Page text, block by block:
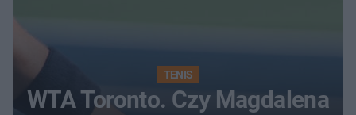
TENIS
WTA Toronto. Czy Magdalena